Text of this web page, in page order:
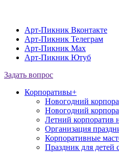
Арт-Пикник Вконтакте
Арт-Пикник Телеграм
Арт-Пикник Max
Арт-Пикник Ютуб
Задать вопрос
Корпоративы+
Новогодний
Новогодний
Летний корпоратив
Организация
Корпоративные
Праздник для детей